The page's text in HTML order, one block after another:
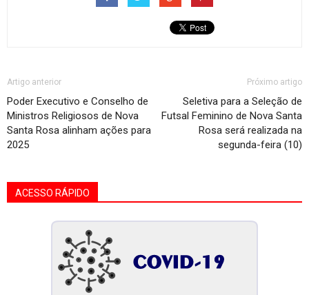
Artigo anterior
Poder Executivo e Conselho de
Ministros Religiosos de Nova
Santa Rosa alinham ações para
2025
Próximo artigo
Seletiva para a Seleção de
Futsal Feminino de Nova Santa
Rosa será realizada na
segunda-feira (10)
ACESSO RÁPIDO